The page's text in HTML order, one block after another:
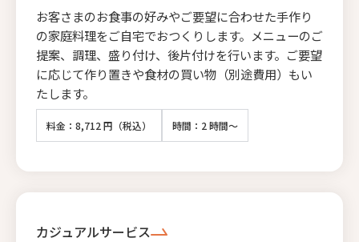
お客さまのお食事の好みやご要望に合わせた手作り
の家庭料理をご自宅でおつくりします。メニューのご
提案、調理、盛り付け、後片付けを行います。ご要望
に応じて作り置きや食材の買い物（別途費用）もい
たします。
料金：8,712 円（税込） 時間：2 時間～
カジュアルサービス